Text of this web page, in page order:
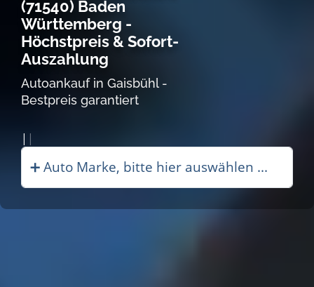
(71540) Baden
Württemberg -
Höchstpreis & Sofort-
Auszahlung
Autoankauf in Gaisbühl -
Bestpreis garantiert
Autoankauf in |